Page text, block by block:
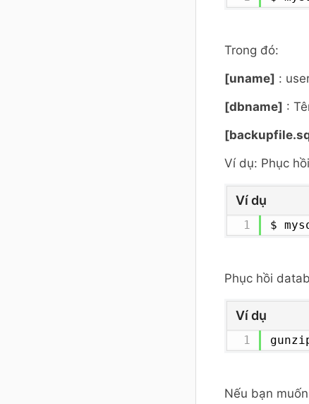
Trong đó:
[uname] :
[dbname] :
Ví dụ: Phục
Ví dụ
$
Phục hồi
Ví dụ
Nếu bạn